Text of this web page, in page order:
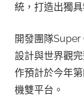
統，打造出獨
開發團隊
設計與世界觀
作預計於今年
機雙平台。